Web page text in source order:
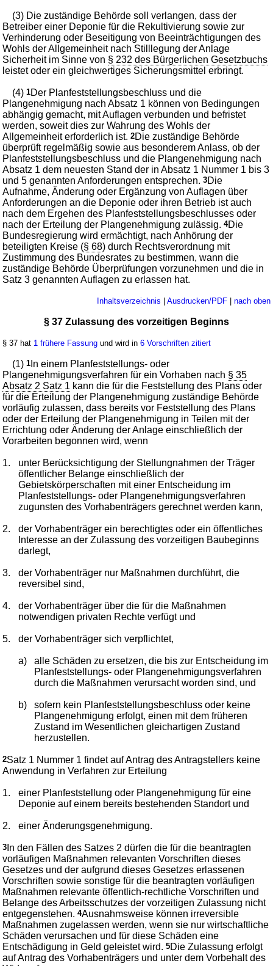
(3) Die zuständige Behörde soll verlangen, dass der
Betreiber einer Deponie für die Rekultivierung sowie zur
Verhinderung oder Beseitigung von Beeinträchtigungen des
Wohls der Allgemeinheit nach Stilllegung der Anlage
Sicherheit im Sinne von § 232 des Bürgerlichen Gesetzbuchs
leistet oder ein gleichwertiges Sicherungsmittel erbringt.
(4)1Der Planfeststellungsbeschluss und die
Plangenehmigung nach Absatz 1 können von Bedingungen
abhängig gemacht, mit Auflagen verbunden und befristet
werden, soweit dies zur Wahrung des Wohls der
Allgemeinheit erforderlich ist.2Die zuständige Behörde
überprüft regelmäßig sowie aus besonderem Anlass, ob der
Planfeststellungsbeschluss und die Plangenehmigung nach
Absatz 1 dem neuesten Stand der in Absatz 1 Nummer 1 bis 3
und 5 genannten Anforderungen entsprechen.3Die
Aufnahme, Änderung oder Ergänzung von Auflagen über
Anforderungen an die Deponie oder ihren Betrieb ist auch
nach dem Ergehen des Planfeststellungsbeschlusses oder
nach der Erteilung der Plangenehmigung zulässig.4Die
Bundesregierung wird ermächtigt, nach Anhörung der
beteiligten Kreise (§ 68) durch Rechtsverordnung mit
Zustimmung des Bundesrates zu bestimmen, wann die
zuständige Behörde Überprüfungen vorzunehmen und die in
Satz 3 genannten Auflagen zu erlassen hat.
Inhaltsverzeichnis Ausdrucken/PDF| nach oben
§ 37 Zulassung des vorzeitigen Beginns
§ 37 hat 1 frühere Fassung und wird in6 Vorschriften zitiert
(1)1 In einem Planfeststellungs- oder
Plangenehmigungsverfahren für ein Vorhaben nach § 35
Absatz 2 Satz 1 kann die für die Feststellung des Plans oder
für die Erteilung der Plangenehmigung zuständige Behörde
vorläufig zulassen, dass bereits vor Feststellung des Plans
oder der Erteilung der Plangenehmigung in Teilen mit der
Errichtung oder Änderung der Anlage einschließlich der
Vorarbeiten begonnen wird, wenn
1.
unter Berücksichtigung der Stellungnahmen der Träger
öffentlicher Belange einschließlich der
Gebietskörperschaften mit einer Entscheidung im
Planfeststellungs- oder Plangenehmigungsverfahren
zugunsten des Vorhabenträgers gerechnet werden kann,
2.
der Vorhabenträger ein berechtigtes oder ein öffentliches
Interesse an der Zulassung des vorzeitigen Baubeginns
darlegt,
3.
der Vorhabenträger nur Maßnahmen durchführt, die
reversibel sind,
4.
der Vorhabenträger über die für die Maßnahmen
notwendigen privaten Rechte verfügt und
5. der Vorhabenträger sich verpflichtet,
a)
alle Schäden zu ersetzen, die bis zur Entscheidung im
Planfeststellungs- oder Plangenehmigungsverfahren
durch die Maßnahmen verursacht worden sind, und
b)
sofern kein Planfeststellungsbeschluss oder keine
Plangenehmigung erfolgt, einen mit dem früheren
Zustand im Wesentlichen gleichartigen Zustand
herzustellen.
2Satz 1 Nummer 1 findet auf Antrag des Antragstellers keine
Anwendung in Verfahren zur Erteilung
1.
einer Planfeststellung oder Plangenehmigung für eine
Deponie auf einem bereits bestehenden Standort und
2. einer Änderungsgenehmigung.
3 In den Fällen des Satzes 2 dürfen die für die beantragten
vorläufigen Maßnahmen relevanten Vorschriften dieses
Gesetzes und der aufgrund dieses Gesetzes erlassenen
Vorschriften sowie sonstige für die beantragten vorläufigen
Maßnahmen relevante öffentlich-rechtliche Vorschriften und
Belange des Arbeitsschutzes der vorzeitigen Zulassung nicht
entgegenstehen.4Ausnahmsweise können irreversible
Maßnahmen zugelassen werden, wenn sie nur wirtschaftliche
Schäden verursachen und für diese Schäden eine
Entschädigung in Geld geleistet wird.5Die Zulassung erfolgt
auf Antrag des Vorhabenträgers und unter dem Vorbehalt des